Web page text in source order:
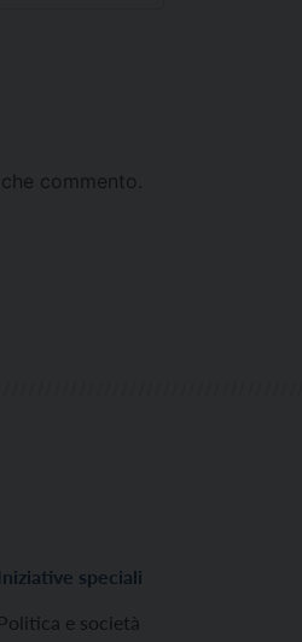
commento.
Iniziative speciali
Politica e società